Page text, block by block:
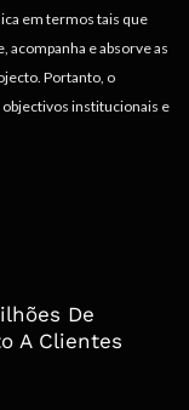
em termos tais que
acompanha e absorve as
Portanto, o
institucionais e
De
A Clientes